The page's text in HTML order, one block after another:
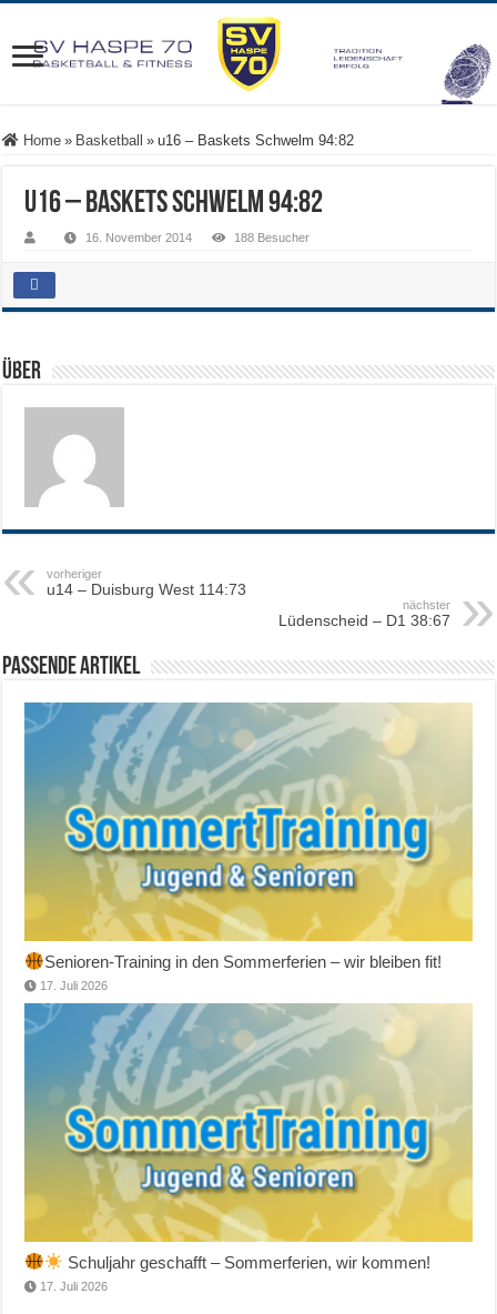
Home » Basketball » u16 – Baskets Schwelm 94:82
u16 – Baskets Schwelm 94:82
16. November 2014 188 Besucher
Über
vorheriger
u14 – Duisburg West 114:73
nächster
Lüdenscheid – D1 38:67
Passende Artikel
Senioren-Training in den Sommerferien – wir bleiben fit!
17. Juli 2026
Schuljahr geschafft – Sommerferien, wir kommen!
17. Juli 2026